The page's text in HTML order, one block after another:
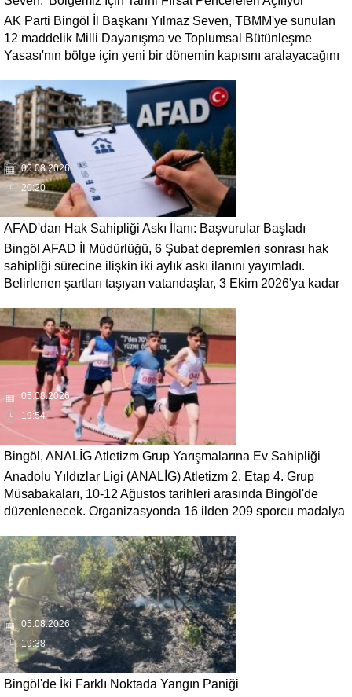
AK Parti Bingöl İl Başkanı Yılmaz Seven, TBMM'ye sunulan
12 maddelik Milli Dayanışma ve Toplumsal Bütünleşme
Yasası'nın bölge için yeni bir dönemin kapısını aralayacağını
ardından bölgemizin üretim, yatırım ve istihdam potansiyelinin
yeniden canlanacağına inanıyoruz' dedi.
05.08.2026
20:20
AFAD'dan Hak Sahipliği Askı İlanı: Başvurular Başladı
Bingöl AFAD İl Müdürlüğü, 6 Şubat depremleri sonrası hak
sahipliği sürecine ilişkin iki aylık askı ilanını yayımladı.
Belirlenen şartları taşıyan vatandaşlar, 3 Ekim 2026'ya kadar
05.08.2026
19:54
Bingöl, ANALİG Atletizm Grup Yarışmalarına Ev Sahipliği
Yapacak
Anadolu Yıldızlar Ligi (ANALİG) Atletizm 2. Etap 4. Grup
Müsabakaları, 10-12 Ağustos tarihleri arasında Bingöl'de
düzenlenecek. Organizasyonda 16 ilden 209 sporcu madalya
05.08.2026
19:38
Bingöl'de İki Farklı Noktada Yangın Paniği